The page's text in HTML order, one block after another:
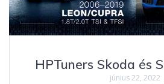
HPTuners Skoda és
június 22, 2022